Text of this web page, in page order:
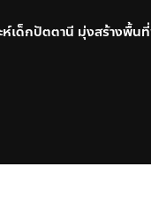
ด็กปัตตานี มุ่งสร้างพื้นที่
ะเทศไทยประจำวันที่